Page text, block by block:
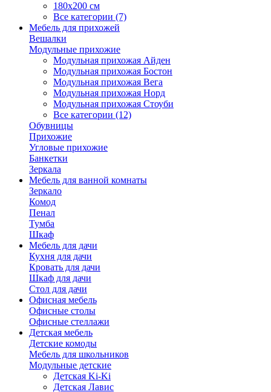
180х200 см
Все категории (7)
Мебель для прихожей
Вешалки
Модульные прихожие
Модульная прихожая Айден
Модульная прихожая Бостон
Модульная прихожая Вега
Модульная прихожая Норд
Модульная прихожая Стоуби
Все категории (12)
Обувницы
Прихожие
Угловые прихожие
Банкетки
Зеркала
Мебель для ванной комнаты
Зеркало
Комод
Пенал
Тумба
Шкаф
Мебель для дачи
Кухня для дачи
Кровать для дачи
Шкаф для дачи
Стол для дачи
Офисная мебель
Офисные столы
Офисные стеллажи
Детская мебель
Детские комоды
Мебель для школьников
Модульные детские
Детская Ki-Ki
Детская Лавис